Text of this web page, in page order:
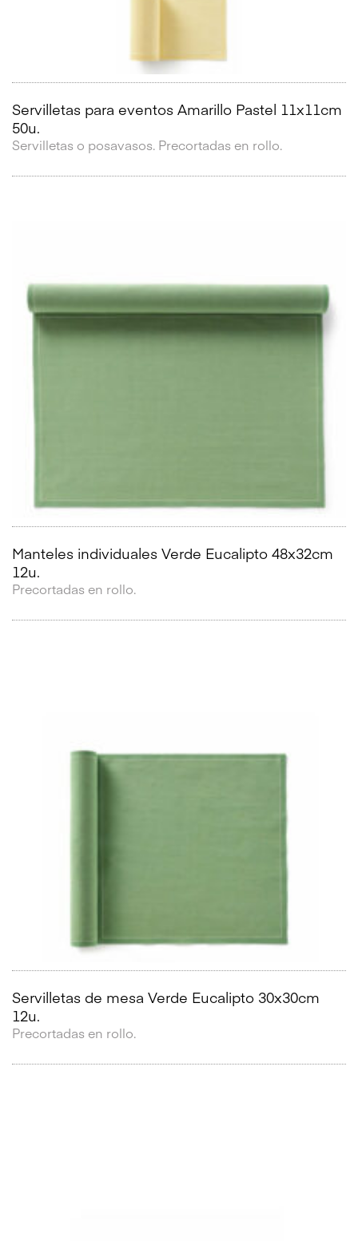
Servilletas para eventos Amarillo Pastel 11x11cm
50u.
Servilletas o posavasos. Precortadas en rollo.
Manteles individuales Verde Eucalipto 48x32cm
12u.
Precortadas en rollo.
Servilletas de mesa Verde Eucalipto 30x30cm
12u.
Precortadas en rollo.